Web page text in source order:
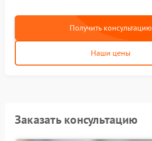
Получить консультацию
Наши цены
Заказать консультацию